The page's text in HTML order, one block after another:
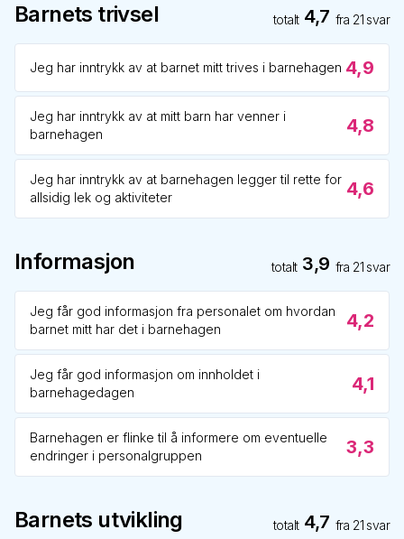
Barnets trivsel totalt 4,7 fra 21 svar
Jeg har inntrykk av at barnet mitt trives i barnehagen 4,9
Jeg har inntrykk av at mitt barn har venner i
barnehagen
4,8
Jeg har inntrykk av at barnehagen legger til rette for
allsidig lek og aktiviteter
4,6
Informasjon totalt 3,9 fra 21 svar
Jeg får god informasjon fra personalet om hvordan
barnet mitt har det i barnehagen
4,2
Jeg får god informasjon om innholdet i
barnehagedagen
4,1
Barnehagen er flinke til å informere om eventuelle
endringer i personalgruppen
3,3
Barnets utvikling totalt 4,7 fra 21 svar